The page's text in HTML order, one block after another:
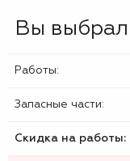
Вы
Работы:
Запасные части:
Скидка на работы: